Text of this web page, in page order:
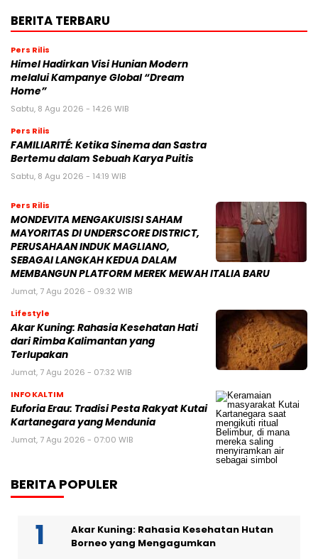
BERITA TERBARU
Pers Rilis
Himel Hadirkan Visi Hunian Modern
melalui Kampanye Global “Dream
Home”
Sabtu, 8 Agu 2026 - 14:26 WIB
Pers Rilis
FAMILIARITÉ: Ketika Sinema dan Sastra
Bertemu dalam Sebuah Karya Puitis
Sabtu, 8 Agu 2026 - 14:19 WIB
Pers Rilis
MONDEVITA MENGAKUISISI SAHAM
MAYORITAS DI UNDERSCORE DISTRICT,
PERUSAHAAN INDUK MAGLIANO,
SEBAGAI LANGKAH KEDUA DALAM
MEMBANGUN PLATFORM MEREK MEWAH ITALIA BARU
Jumat, 7 Agu 2026 - 09:32 WIB
Lifestyle
Akar Kuning: Rahasia Kesehatan Hati
dari Rimba Kalimantan yang
Terlupakan
Jumat, 7 Agu 2026 - 07:32 WIB
INFO KALTIM
Euforia Erau: Tradisi Pesta Rakyat Kutai
Kartanegara yang Mendunia
Jumat, 7 Agu 2026 - 07:00 WIB
BERITA POPULER
Akar Kuning: Rahasia Kesehatan Hutan
Borneo yang Mengagumkan